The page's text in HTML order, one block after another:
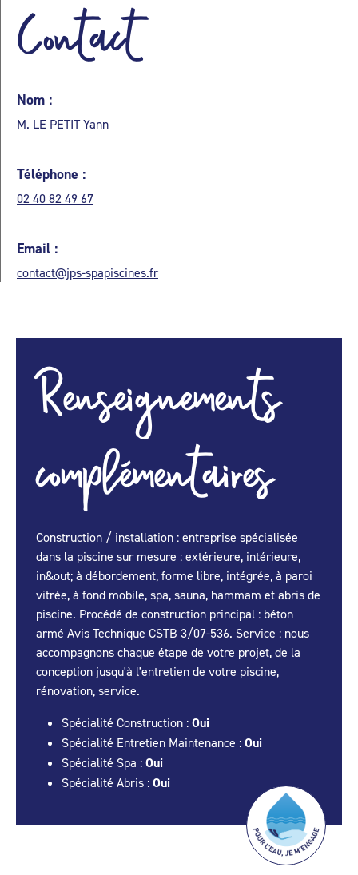
Contact
Nom :
M. LE PETIT Yann
Téléphone :
02 40 82 49 67
Email :
contact@jps-spapiscines.fr
Renseignements
complémentaires
Construction / installation : entreprise spécialisée
dans la piscine sur mesure : extérieure, intérieure,
in&out; à débordement, forme libre, intégrée, à paroi
vitrée, à fond mobile, spa, sauna, hammam et abris de
piscine. Procédé de construction principal : béton
armé Avis Technique CSTB 3/07-536. Service : nous
accompagnons chaque étape de votre projet, de la
conception jusqu'à l'entretien de votre piscine,
rénovation, service.
Spécialité Construction : Oui
Spécialité Entretien Maintenance : Oui
Spécialité Spa : Oui
Spécialité Abris : Oui